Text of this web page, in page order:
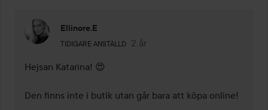
Ellinore.E
TIDIGARE ANSTÄLLD
Användarens roll: Tidigare anställd.
2 år
Kommentaren lades 2 år
Hejsan Katarina! 😍
Den finns inte i butik utan går bara att köpa online!